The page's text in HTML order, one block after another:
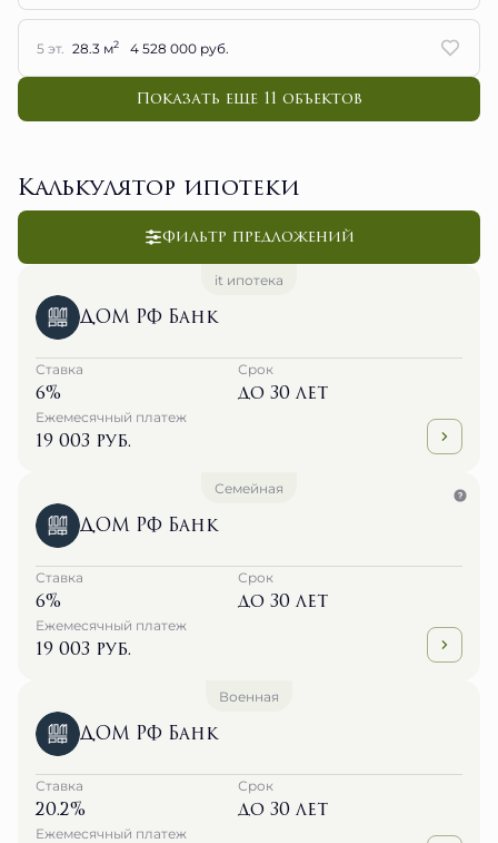
5 эт. 28.3 м2 4 528 000 руб.
Показать еще 11 объектов
Калькулятор ипотеки
Фильтр предложений
it ипотека
ДОМ РФ Банк
Ставка
6%
Срок
до 30 лет
Ежемесячный платеж
19 003 руб.
Семейная
ДОМ РФ Банк
Ставка
6%
Срок
до 30 лет
Ежемесячный платеж
19 003 руб.
Военная
ДОМ РФ Банк
Ставка
20.2%
Срок
до 30 лет
Ежемесячный платеж